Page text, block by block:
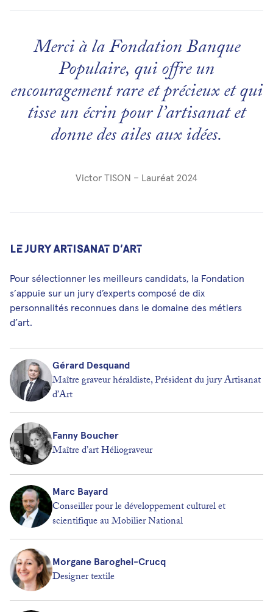
Merci à la Fondation Banque
Populaire, qui offre un
encouragement rare et précieux et qui
tisse un écrin pour l’artisanat et
donne des ailes aux idées.
Victor TISON – Lauréat 2024
LE JURY ARTISANAT D’ART
Pour sélectionner les meilleurs candidats, la Fondation
s’appuie sur un jury d’experts composé de dix
personnalités reconnues dans le domaine des métiers
d’art.
Gérard Desquand
Maître graveur héraldiste, Président du jury Artisanat
d’Art
Fanny Boucher
Maître d’art Héliograveur
Marc Bayard
Conseiller pour le développement culturel et
scientifique au Mobilier National
Morgane Baroghel-Crucq
Designer textile